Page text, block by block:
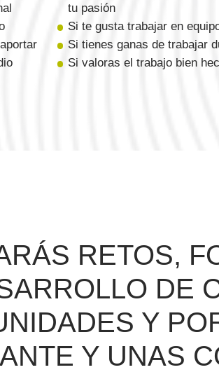
tu pasión
Si te gusta trabajar en
Si tienes ganas de trabajar
Si valoras el trabajo bien
RETOS,
DE
Y
Y UNAS